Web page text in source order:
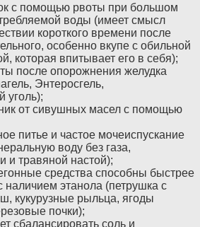
с помощью рвоты при большом
воды (имеет смысл
короткого времени после
особенно вкупе с обильной
которая впитывает его в себя);
после опорожнения желудка
Энтеросгель,
уголь);
от сивушных масел с помощью
питье и частое мочеиспускание
воду без газа,
и травяной настой);
средства способны быстрее
наличием этанола (петрушка с
кукурузные рыльца, ягоды
почки);
сбалансировать соль и